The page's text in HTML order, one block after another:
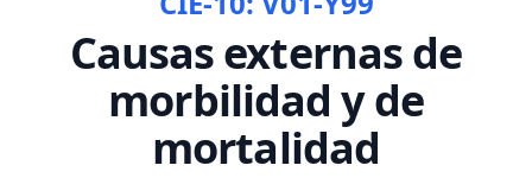
Causas externas de
morbilidad y de
mortalidad